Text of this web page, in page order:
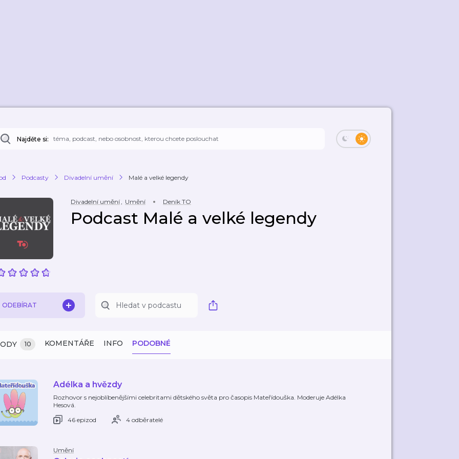
Najděte si:
Podcasty Divadelní umění Malé a velké legendy
Divadelní umění, Umění Deník TO
Podcast Malé a velké legendy
ODEBÍRAT
10 KOMENTÁŘE INFO PODOBNÉ
Adélka a hvězdy
Rozhovor s nejoblíbenějšími celebritami dětského světa pro časopis Mateřídouška. Moderuje Adélka
Hesová.
46 epizod
4 odběratelé
Umění